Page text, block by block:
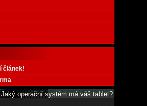
článek!
Jaký operační systém má váš tablet?